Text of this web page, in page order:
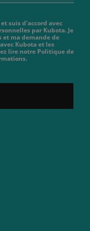
suis d'accord avec
par Kubota. Je
et ma demande de
Kubota et les
lire notre Politique de